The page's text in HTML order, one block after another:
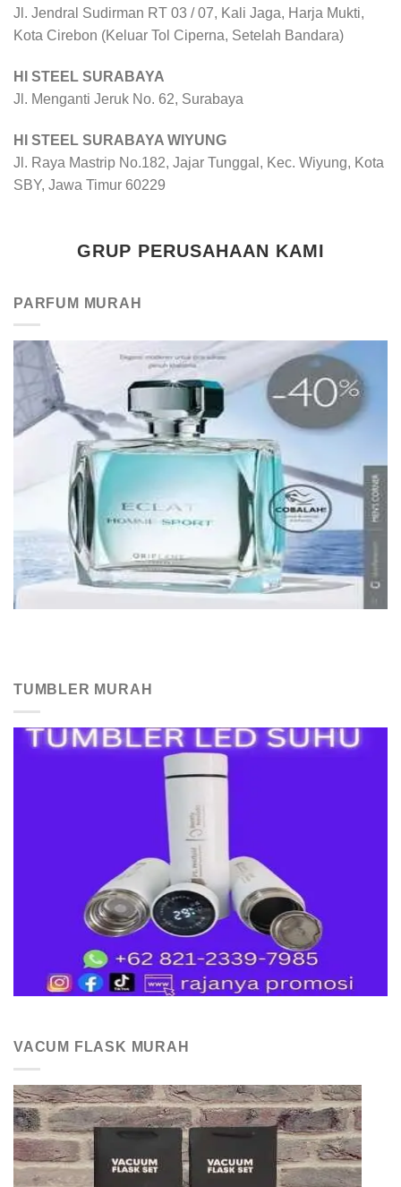
Jl. Jendral Sudirman RT 03 / 07, Kali Jaga, Harja Mukti,
Kota Cirebon (Keluar Tol Ciperna, Setelah Bandara)
HI STEEL SURABAYA
Jl. Menganti Jeruk No. 62, Surabaya
HI STEEL SURABAYA WIYUNG
Jl. Raya Mastrip No.182, Jajar Tunggal, Kec. Wiyung, Kota
SBY, Jawa Timur 60229
GRUP PERUSAHAAN KAMI
PARFUM MURAH
TUMBLER MURAH
VACUM FLASK MURAH